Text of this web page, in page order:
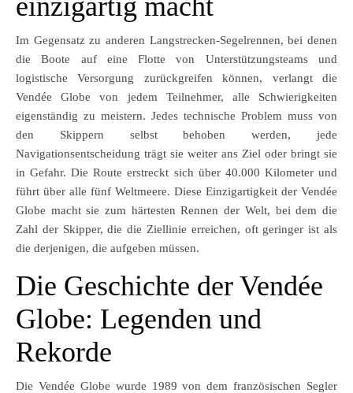
Im Gegensatz zu anderen Langstrecken-Segelrennen, bei denen
die Boote auf eine Flotte von Unterstützungsteams und
logistische Versorgung zurückgreifen können, verlangt die
Vendée Globe von jedem Teilnehmer, alle Schwierigkeiten
eigenständig zu meistern. Jedes technische Problem muss von
den Skippern selbst behoben werden, jede
Navigationsentscheidung trägt sie weiter ans Ziel oder bringt sie
in Gefahr. Die Route erstreckt sich über 40.000 Kilometer und
führt über alle fünf Weltmeere. Diese Einzigartigkeit der Vendée
Globe macht sie zum härtesten Rennen der Welt, bei dem die
Zahl der Skipper, die die Ziellinie erreichen, oft geringer ist als
die derjenigen, die aufgeben müssen.
Die Geschichte der Vendée
Globe: Legenden und
Rekorde
Die Vendée Globe wurde 1989 von dem französischen Segler